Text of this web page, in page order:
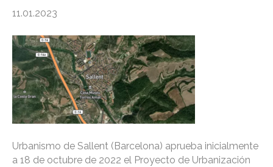
11.01.2023
Urbanismo de Sallent (Barcelona) aprueba inicialmente
a 18 de octubre de 2022 el Proyecto de Urbanización